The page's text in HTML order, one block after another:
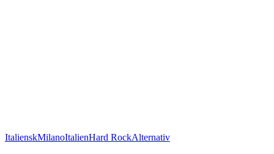
ItalienskMilanoItalienHard RockAlternativ